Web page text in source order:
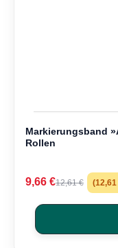
Markierungsband
Rollen
9,66 €12,61 €